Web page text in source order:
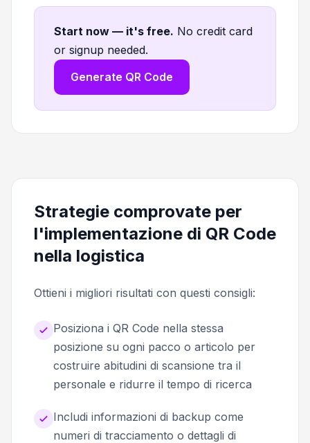
Start now — it's free. No credit card
or signup needed.
Generate QR Code
Strategie comprovate per
l'implementazione di QR Code
nella logistica
Ottieni i migliori risultati con questi consigli:
Posiziona i QR Code nella stessa
posizione su ogni pacco o articolo per
costruire abitudini di scansione tra il
personale e ridurre il tempo di ricerca
Includi informazioni di backup come
numeri di tracciamento o dettagli di